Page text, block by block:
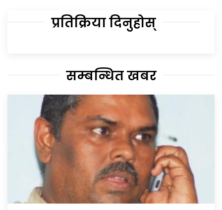
प्रतिक्रिया दिनुहोस्
सम्बन्धित खबर